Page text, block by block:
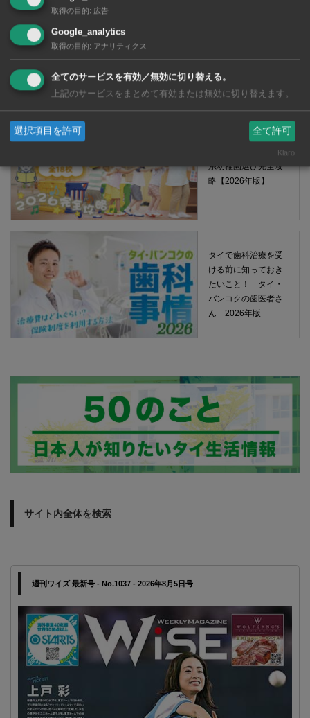
【2026年版】
タイ・バンコクの日
系幼稚園選び完全攻
略【2026年版】
タイで歯科治療を受
ける前に知っておき
たいこと！ タイ・
バンコクの歯医者さ
ん 2026年版
サイト内全体を検索
週刊ワイズ 最新号 - No.1037 - 2026年8月5日号
取得の目的: 広告
Google_analytics
取得の目的: アナリティクス
全てのサービスを有効／無効に切り替える。
上記のサービスをまとめて有効または無効に切り替えます。
選択項目を許可 全て許可
Klaro